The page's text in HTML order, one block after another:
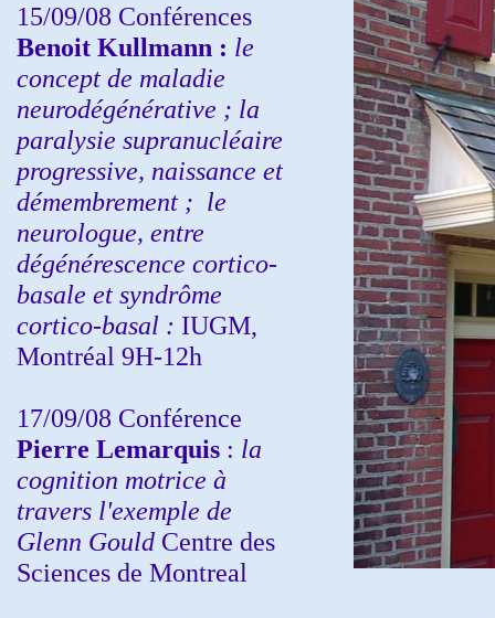
15/09/08 Conférences
Benoit Kullmann : le
concept de maladie
neurodégénérative ; la
paralysie supranucléaire
progressive, naissance et
démembrement ; le
neurologue, entre
dégénérescence cortico-
basale et syndrôme
cortico-basal : IUGM,
Montréal 9H-12h
17/09/08 Conférence
Pierre Lemarquis : la
cognition motrice à
travers l'exemple de
Glenn Gould Centre des
Sciences de Montreal